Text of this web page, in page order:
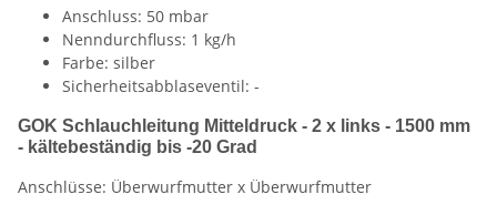
Anschluss: 50 mbar
Nenndurchfluss: 1 kg/h
Farbe: silber
Sicherheitsabblaseventil: -
GOK Schlauchleitung Mitteldruck - 2 x links - 1500 mm
- kältebeständig bis -20 Grad
Anschlüsse: Überwurfmutter x Überwurfmutter